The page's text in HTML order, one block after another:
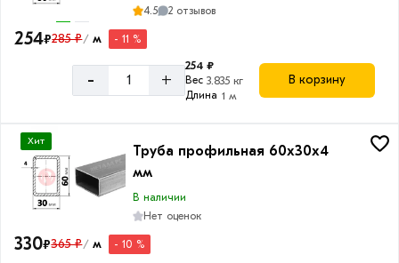
4.5
2 отзывов
254₽285 ₽/ м - 11 %
- +
254 ₽
Вес 3.835 кг
Длина 1 м
В корзину
Хит
Труба профильная 60x30x4
мм
В наличии
Нет оценок
330₽365 ₽/ м - 10 %